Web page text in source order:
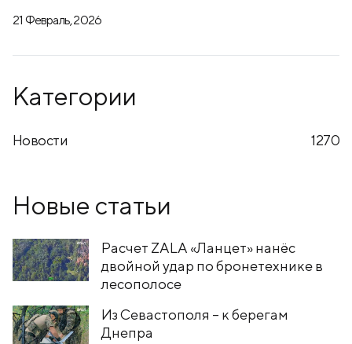
21 Февраль, 2026
Категории
Новости 1270
Новые статьи
Расчет ZALA «Ланцет» нанёс
двойной удар по бронетехнике в
лесополосе
Из Севастополя – к берегам
Днепра